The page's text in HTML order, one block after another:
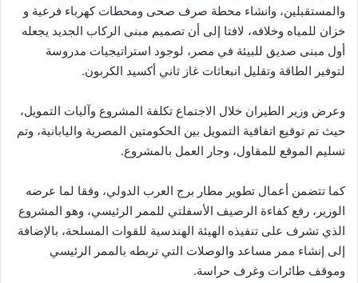
والمستقبلين، وانشاء محطة صرف صحى ومحطات كهرباء فرعية و
خزان للمياه وخلافه، لافتا إلى أن تصميم مبنى الركاب الجديد يجعله
أول مبنى صديق للبيئة في مصر، لوجود استراتيجيات مدروسة
لتوفير الطاقة وتقليل انبعاثات غاز ثاني أكسيد الكربون.
وعرض وزير الطيران خلال الاجتماع تكلفة المشروع وآليات التمويل،
حيث تم توقيع اتفاقية التمويل بين الحكومتين المصرية واليابانية، وتم
تسليم الموقع للمقاول، وجار العمل بالمشروع.
كما تتضمن أعمال تطوير مطار برج العرب الدولي، وفقا لما عرضه
الوزير، رفع كفاءة الرصيف الأسفلتي للممر الرئيسي، وهو المشروع
الذي تشرف على تنفيذه الهيئة الهندسية للقوات المسلحة، بالإضافة
إلى إنشاء ممر مساعد والوصلات التي تربطه بالممر الرئيسي
وموقف طائرات وغرف حراسة.